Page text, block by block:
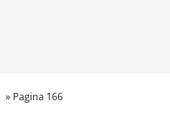
» Pagina 166